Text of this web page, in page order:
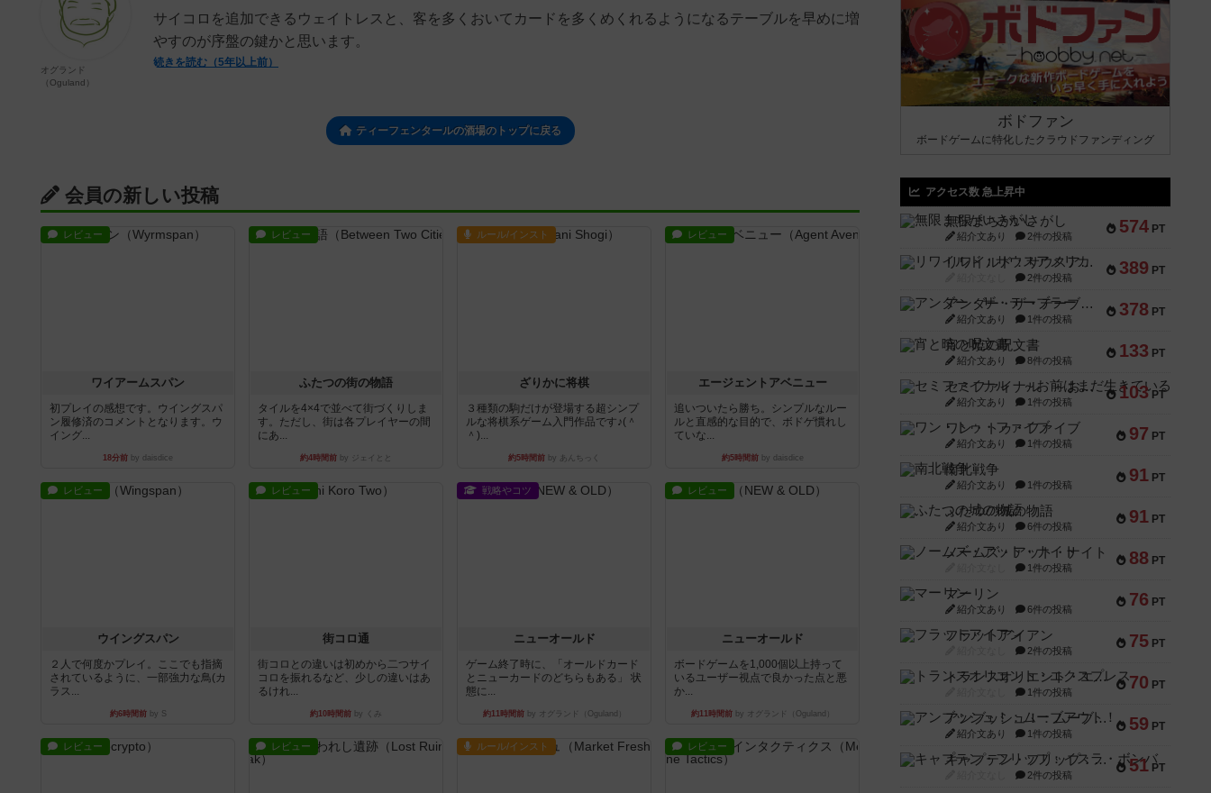
サイコロを追加できるウェイトレスと、客を多くおいてカードを多くめくれるようになるテーブルを早めに増
やすのが序盤の鍵かと思います。
続きを読む（5年以上前）
オグランド
（Oguland）
ティーフェンタールの酒場のトップに戻る
会員の新しい投稿
レビュー
ワイアームスパン
初プレイの感想です。ウイングスパ
ン履修済のコメントとなります。ウ
イング...
18分前 by daisdice
レビュー
ふたつの街の物語
タイルを4×4で並べて街づくりしま
す。ただし、街は各プレイヤーの間
にあ...
約4時間前 by ジェイとと
ルール/インスト
ざりかに将棋
３種類の駒だけが登場する超シンプ
ルな将棋系ゲーム入門作品です♪(＾
＾)...
約5時間前 by あんちっく
レビュー
エージェントアベニュー
追いついたら勝ち。シンプルなルー
ルと直感的な目的で、ボドゲ慣れし
ていな...
約5時間前by daisdice
レビュー
ウイングスパン
２人で何度かプレイ。ここでも指摘
されているように、一部強力な鳥(カ
ラス...
約6時間前by S
レビュー
街コロ通
街コロとの違いは初めから二つサイ
コロを振れるなど、少しの違いはあ
るけれ...
約10時間前 by くみ
戦略やコツ
ニューオールド
ゲーム終了時に、「オールドカード
とニューカードのどちらもある」 状
態に...
約11時間前by オグランド（Oguland）
レビュー
ニューオールド
ボードゲームを1,000個以上持って
いるユーザー視点で良かった点と悪
か...
約11時間前by オグランド（Oguland）
レビュー レビュー ルール/インスト レビュー
ボドファン
ボードゲームに特化したクラウドファンディング
アクセス数 急上昇中
574 PT
無限まちがいさがし
紹介文あり 2件の投稿
389 PT
リワイルド：サウスアメリカ
2件の投稿
378 PT
アンダー・ザ・テーブラー
紹介文あり 1件の投稿
133 PT
宵と暁の呪文書
紹介文あり 8件の投稿
103 PT
セミファイナル ～お前はまだ生きている～
紹介文あり 1件の投稿
97 PT
ワン・トゥ・ファイブ
紹介文あり 1件の投稿
91 PT
南北戦争
紹介文あり 1件の投稿
91 PT
ふたつの城の物語
紹介文あり 6件の投稿
88 PT
ノームズ・アット・ナイト
1件の投稿
76 PT
マーリン
紹介文あり 6件の投稿
75 PT
フラットアイアン
2件の投稿
70 PT
トランスオリエント・エクスプレス
1件の投稿
59 PT
アンブッシュ！：ムーブアウト！
紹介文あり 1件の投稿
51 PT
キャプテン・フリップ：イスラ・ボンバ
2件の投稿